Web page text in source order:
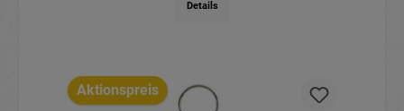
Details
Aktionspreis